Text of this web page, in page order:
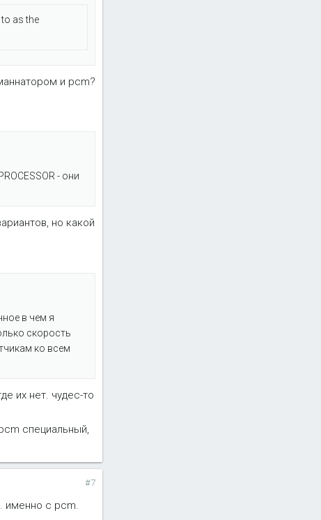
as the
и pcm?
- они
но какой
в чем я
скорость
ко всем
их нет. чудес-то
специальный,
#7
именно с pcm.